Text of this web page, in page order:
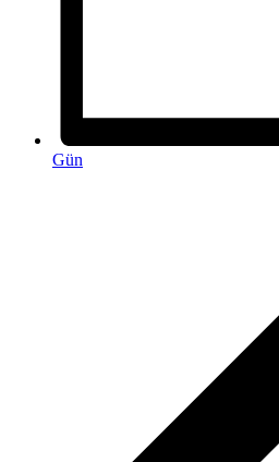
Gün